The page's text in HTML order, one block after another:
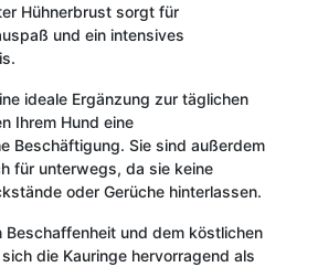
Hühnerbrust sorgt für
und ein intensives
ideale Ergänzung zur täglichen
Ihrem Hund eine
Beschäftigung. Sie sind außerdem
für unterwegs, da sie keine
oder Gerüche hinterlassen.
Beschaffenheit und dem köstlichen
die Kauringe hervorragend als